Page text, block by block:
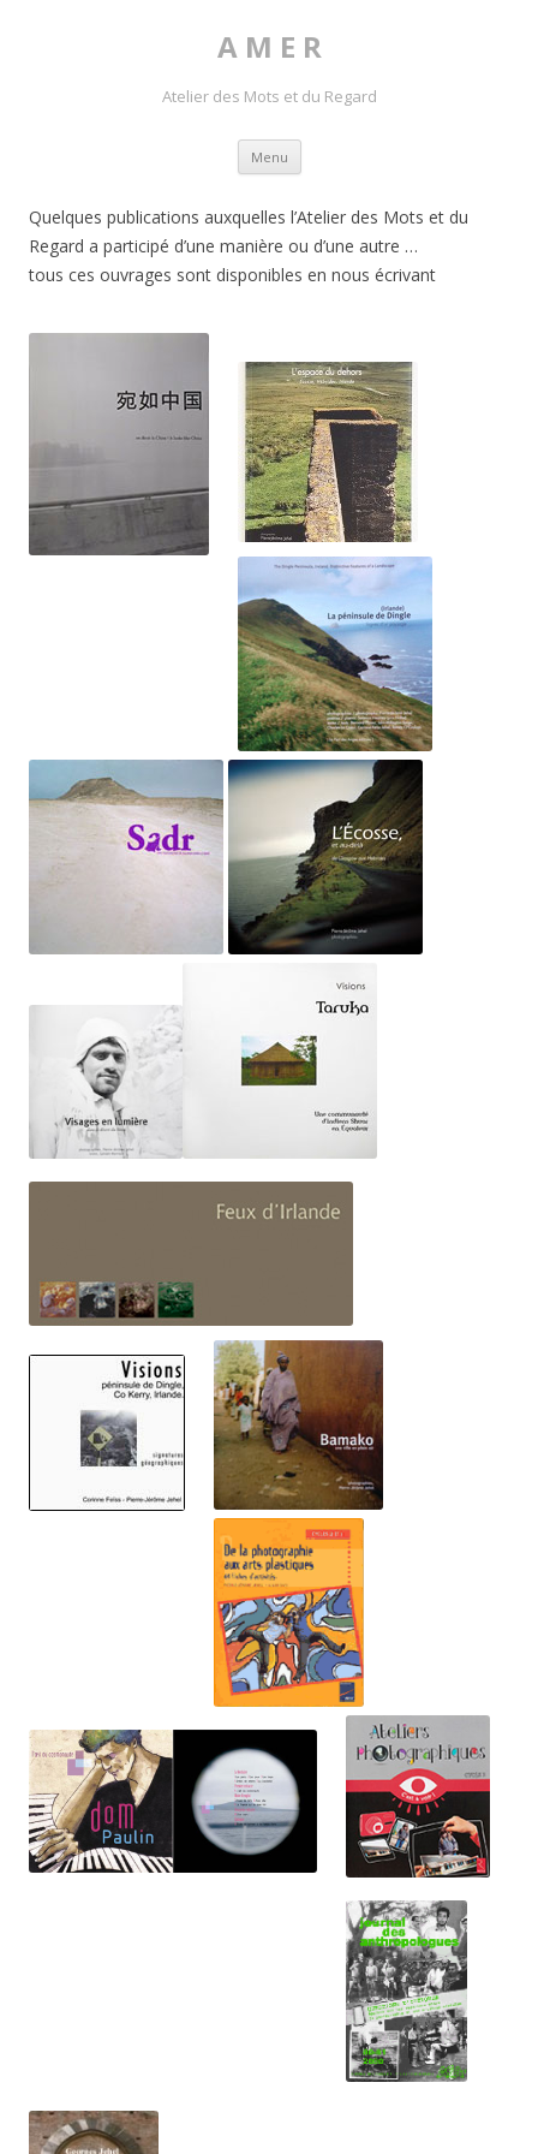
A M E R
Atelier des Mots et du Regard
Menu Skip to content
Quelques publications auxquelles l’Atelier des Mots et du
Regard a participé d’une manière ou d’une autre …
tous ces ouvrages sont disponibles en nous écrivant